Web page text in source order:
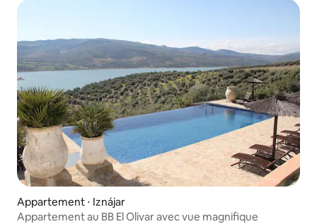
Appartement ⋅ Iznájar
Appartement au BB El Olivar avec vue magnifique